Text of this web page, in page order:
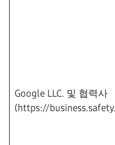
Google LLC. 및 협력사
(https://